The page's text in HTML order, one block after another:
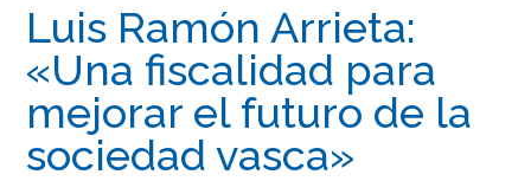
Luis Ramón Arrieta:
«Una fiscalidad para
mejorar el futuro de la
sociedad vasca»